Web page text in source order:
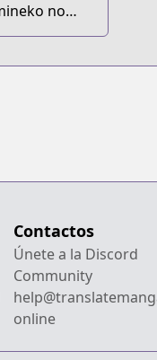
no
Koro ni:
Contactos
Únete a la Discord
Community
online